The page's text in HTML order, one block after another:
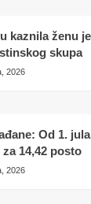
kaznila ženu
skupa
2026
Od 1.
14,42 posto
2026